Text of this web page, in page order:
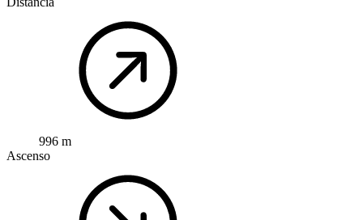
996 m
Ascenso